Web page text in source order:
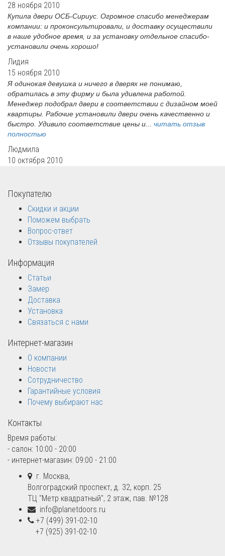
28 ноября 2010
Купила двери ОСБ-Сириус. Огромное спасибо менеджерам
компании: и проконсультировали, и доставку осуществили
в наше удобное время, и за установку отдельное спасибо-
установили очень хорошо!
Лидия
15 ноября 2010
Я одинокая девушка и ничего в дверях не понимаю,
обратилась в эту фирму и была удивлена работой.
Менеджер подобрал двери в соответствии с дизайном моей
квартиры. Рабочие установили двери очень качественно и
быстро. Удивило соответствие цены и... читать отзыв
полностью
Людмила
10 октября 2010
Покупателю
Скидки и акции
Поможем выбрать
Вопрос-ответ
Отзывы покупателей
Информация
Статьи
Замер
Доставка
Установка
Связаться с нами
Интернет-магазин
О компании
Новости
Сотрудничество
Гарантийные условия
Почему выбирают нас
Контакты
Время работы:
- салон: 10:00 - 20:00
- интернет-магазин: 09:00 - 21:00
г. Москва,
Волгоградский проспект, д. 32, корп. 25
ТЦ "Метр квадратный", 2 этаж, пав. №128
info@planetdoors.ru
+7 (499) 391-02-10
+7 (925) 391-02-10